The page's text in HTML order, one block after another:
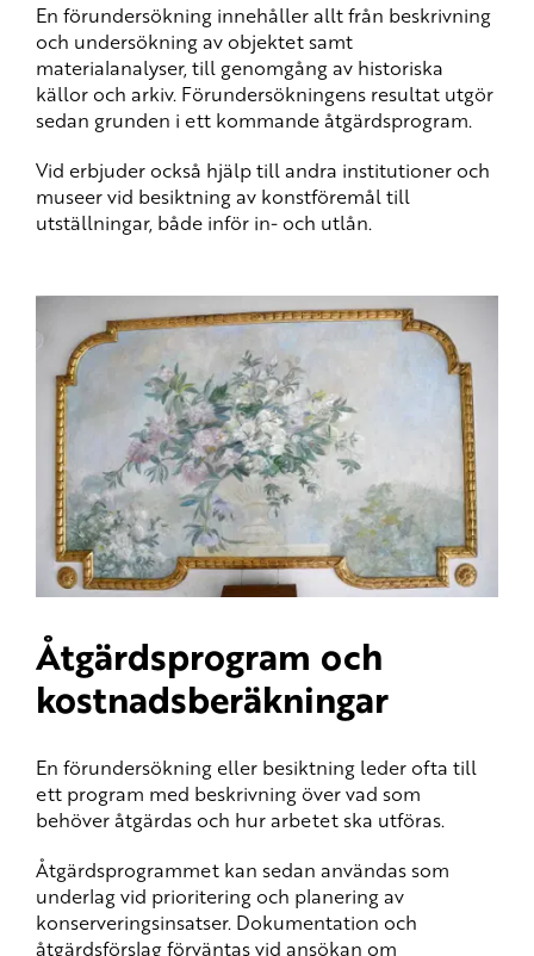
En förundersökning innehåller allt från beskrivning
och undersökning av objektet samt
materialanalyser, till genomgång av historiska
källor och arkiv. Förundersökningens resultat utgör
sedan grunden i ett kommande åtgärdsprogram.
Vid erbjuder också hjälp till andra institutioner och
museer vid besiktning av konstföremål till
utställningar, både inför in- och utlån.
Åtgärdsprogram och
kostnadsberäkningar
En förundersökning eller besiktning leder ofta till
ett program med beskrivning över vad som
behöver åtgärdas och hur arbetet ska utföras.
Åtgärdsprogrammet kan sedan användas som
underlag vid prioritering och planering av
konserveringsinsatser. Dokumentation och
åtgärdsförslag förväntas vid ansökan om